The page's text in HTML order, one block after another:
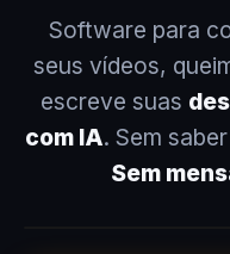
Software para
seus vídeos,
escreve suas
com IA. Sem
Sem